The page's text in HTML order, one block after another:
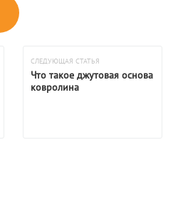
СЛЕДУЮЩАЯ СТАТЬЯ
Что такое джутовая основа
ковролина